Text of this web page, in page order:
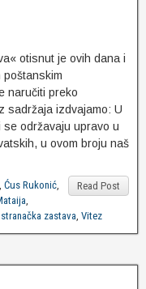
otisnut je ovih dana i
poštanskim
naručiti preko
sadržaja izdvajamo: U
održavaju upravo u
u ovom broju naš
Read Post
, Ćus Rukonić,
,
stranačka zastava, Vitez